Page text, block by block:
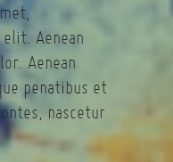
Aenean
Aenean
penatibus et
nascetur